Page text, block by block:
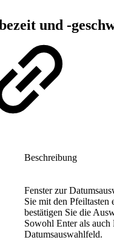
und -
Beschreibung
Fenster zur
Sie mit den Pfeiltasten
bestätigen Sie die
Sowohl Enter als auch
Datumsauswahlfeld.